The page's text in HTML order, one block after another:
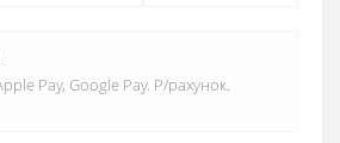
Pay, Google Pay. Р/рахунок.